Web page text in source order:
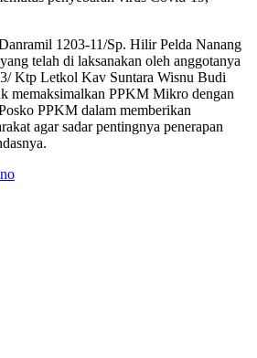
1203-11/Sp. Hilir Pelda Nanang
telah di laksanakan oleh anggotanya
Ktp Letkol Kav Suntara Wisnu Budi
memaksimalkan PPKM Mikro dengan
PPKM dalam memberikan
agar sadar pentingnya penerapan